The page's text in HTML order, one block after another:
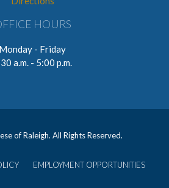
HOURS
Monday - Friday
a.m. - 5:00 p.m.
of Raleigh. All Rights Reserved.
EMPLOYMENT OPPORTUNITIES